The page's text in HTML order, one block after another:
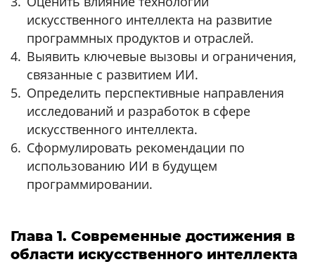
искусственного интеллекта на развитие
программных продуктов и отраслей.
Выявить ключевые вызовы и ограничения,
связанные с развитием ИИ.
Определить перспективные направления
исследований и разработок в сфере
искусственного интеллекта.
Сформулировать рекомендации по
использованию ИИ в будущем
программировании.
Глава 1. Современные достижения в
области искусственного интеллекта